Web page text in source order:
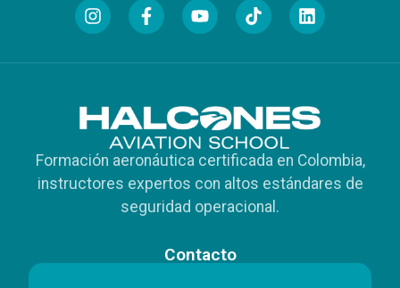
Formación aeronáutica certificada en Colombia,
instructores expertos con altos estándares de
seguridad operacional.
Contacto